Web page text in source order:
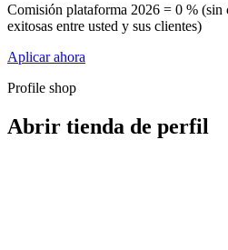
Comisión plataforma 2026 = 0 % (sin
exitosas entre usted y sus clientes)
Aplicar ahora
Profile shop
Abrir tienda de perfil